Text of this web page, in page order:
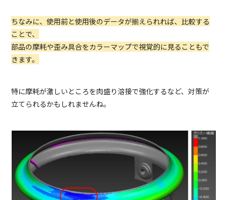
ちなみに、使用前と使用後のデータが揃えられれば、比較する
ことで、
部品の摩耗や歪み具合をカラーマップで視覚的に見ることもで
きます。
特に摩耗が激しいところを肉盛り溶接で強化するなど、対策が
立てられるかもしれませんね。